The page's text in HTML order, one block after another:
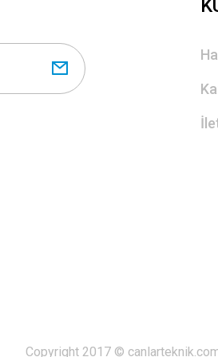
Copyright 2017 ©